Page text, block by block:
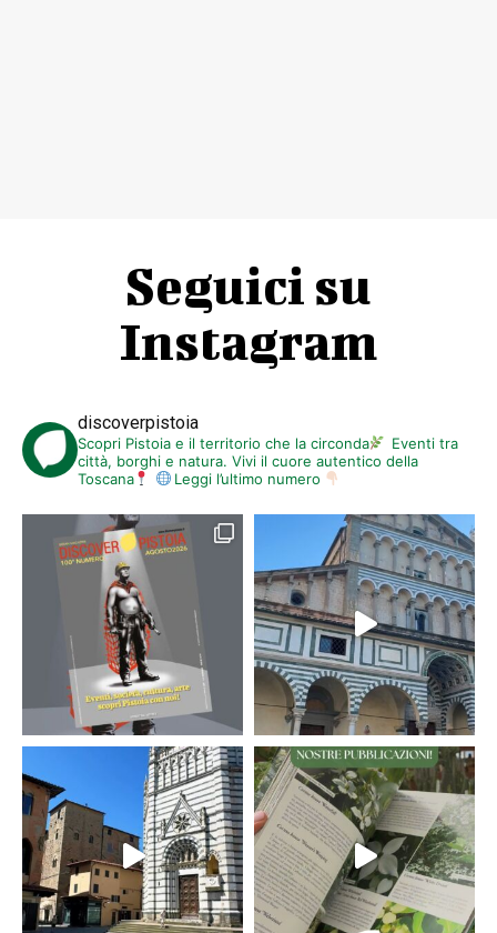
Seguici su
Instagram
discoverpistoia
Scopri Pistoia e il territorio che la circonda
Eventi tra
città, borghi e natura. Vivi il cuore autentico della
Toscana
Leggi l’ultimo numero